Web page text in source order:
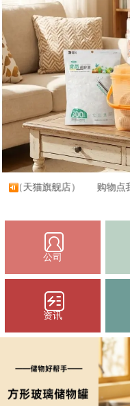
天猫旗舰店） 购物点我
公司
资讯